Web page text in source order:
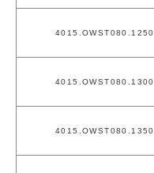
4015.OWST080.1250
4015.OWST080.1300
4015.OWST080.1350